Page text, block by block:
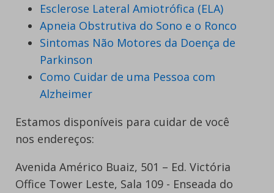
Esclerose Lateral Amiotrófica (ELA)
Apneia Obstrutiva do Sono e o Ronco
Sintomas Não Motores da Doença de
Parkinson
Como Cuidar de uma Pessoa com
Alzheimer
Estamos disponíveis para cuidar de você
nos endereços:
Avenida Américo Buaiz, 501 – Ed. Victória
Office Tower Leste, Sala 109 - Enseada do